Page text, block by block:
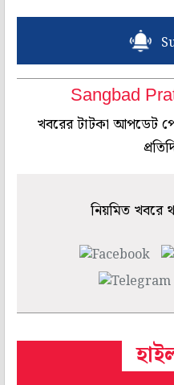
Sangbad
খবরের টাটকা আপডেট
নিয়মিত